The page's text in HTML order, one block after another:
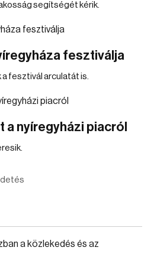
segítségét kérik.
fesztiválja
fesztivál arculatát is.
nyíregyházi piacról